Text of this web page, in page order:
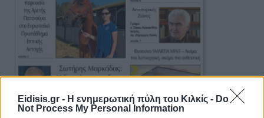
Eidisis.gr - Η ενημερωτική πύλη του Κιλκίς - Do
Not Process My Personal Information
Πρωινή 5-8-2026